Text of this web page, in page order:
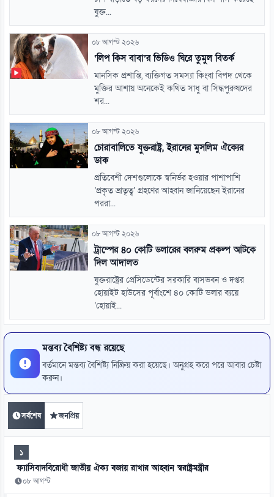
যুক্ত...
০৮ আগস্ট ২০২৬
‘লিপ কিস বাবা’র ভিডিও ঘিরে তুমুল বিতর্ক
মানসিক প্রশান্তি, ব্যক্তিগত সমস্যা কিংবা বিপদ থেকে
মুক্তির আশায় অনেকেই কথিত সাধু বা সিদ্ধপুরুষদের
শর...
০৮ আগস্ট ২০২৬
চোরাবালিতে যুক্তরাষ্ট্র, ইরানের মুসলিম ঐক্যের
ডাক
প্রতিবেশী দেশগুলোকে স্বনির্ভর হওয়ার পাশাপাশি
‘প্রকৃত ভ্রাতৃত্ব’ গ্রহণের আহ্বান জানিয়েছেন ইরানের
পররা...
০৮ আগস্ট ২০২৬
ট্রাম্পের ৪০ কোটি ডলারের বলরুম প্রকল্প আটকে
দিল আদালত
যুক্তরাষ্ট্রের প্রেসিডেন্টের সরকারি বাসভবন ও দপ্তর
হোয়াইট হাউসের পূর্বাংশে ৪০ কোটি ডলার ব্যয়ে
‘হোয়াই...
মন্তব্য বৈশিষ্ট্য বন্ধ রয়েছে
বর্তমানে মন্তব্য বৈশিষ্ট্য নিষ্ক্রিয় করা হয়েছে। অনুগ্রহ করে পরে আবার চেষ্টা
করুন।
সর্বশেষ জনপ্রিয়
১
ফ্যাসিবাদবিরোধী জাতীয় ঐক্য বজায় রাখার আহ্বান স্বরাষ্ট্রমন্ত্রীর
০৮ আগস্ট